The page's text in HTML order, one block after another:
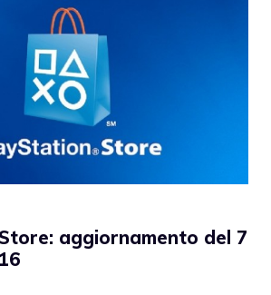
aggiornamento del 7